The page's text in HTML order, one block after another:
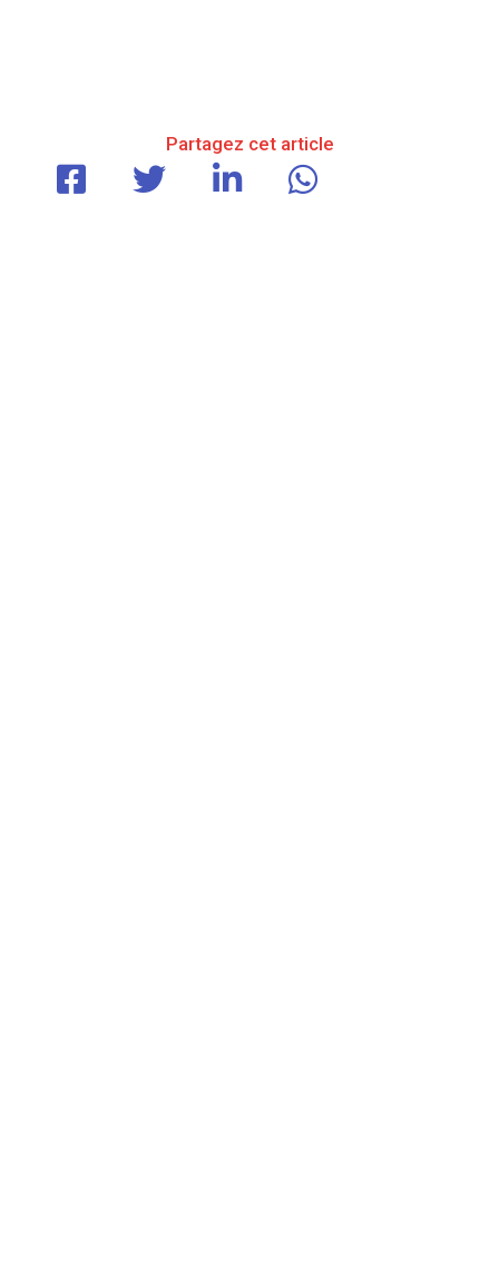
Partagez cet article